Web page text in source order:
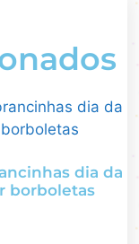
dia da
borboletas